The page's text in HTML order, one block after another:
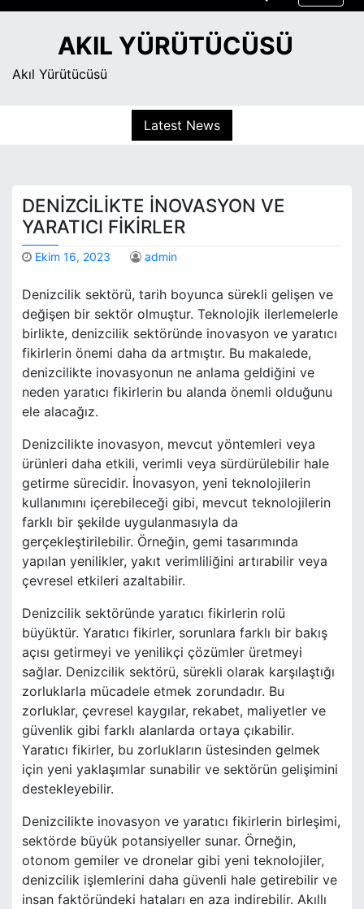
S
AKIL YÜRÜTÜCÜSÜ
Akıl Yürütücüsü
Latest News
DENIZCILIKTE İNOVASYON VE
YARATICI FIKIRLER
Ekim 16, 2023 admin
Denizcilik sektörü, tarih boyunca sürekli gelişen ve
değişen bir sektör olmuştur. Teknolojik ilerlemelerle
birlikte, denizcilik sektöründe inovasyon ve yaratıcı
fikirlerin önemi daha da artmıştır. Bu makalede,
denizcilikte inovasyonun ne anlama geldiğini ve
neden yaratıcı fikirlerin bu alanda önemli olduğunu
ele alacağız.
Denizcilikte inovasyon, mevcut yöntemleri veya
ürünleri daha etkili, verimli veya sürdürülebilir hale
getirme sürecidir. İnovasyon, yeni teknolojilerin
kullanımını içerebileceği gibi, mevcut teknolojilerin
farklı bir şekilde uygulanmasıyla da
gerçekleştirilebilir. Örneğin, gemi tasarımında
yapılan yenilikler, yakıt verimliliğini artırabilir veya
çevresel etkileri azaltabilir.
Denizcilik sektöründe yaratıcı fikirlerin rolü
büyüktür. Yaratıcı fikirler, sorunlara farklı bir bakış
açısı getirmeyi ve yenilikçi çözümler üretmeyi
sağlar. Denizcilik sektörü, sürekli olarak karşılaştığı
zorluklarla mücadele etmek zorundadır. Bu
zorluklar, çevresel kaygılar, rekabet, maliyetler ve
güvenlik gibi farklı alanlarda ortaya çıkabilir.
Yaratıcı fikirler, bu zorlukların üstesinden gelmek
için yeni yaklaşımlar sunabilir ve sektörün gelişimini
destekleyebilir.
Denizcilikte inovasyon ve yaratıcı fikirlerin birleşimi,
sektörde büyük potansiyeller sunar. Örneğin,
otonom gemiler ve dronelar gibi yeni teknolojiler,
denizcilik işlemlerini daha güvenli hale getirebilir ve
insan faktöründeki hataları en aza indirebilir. Akıllı